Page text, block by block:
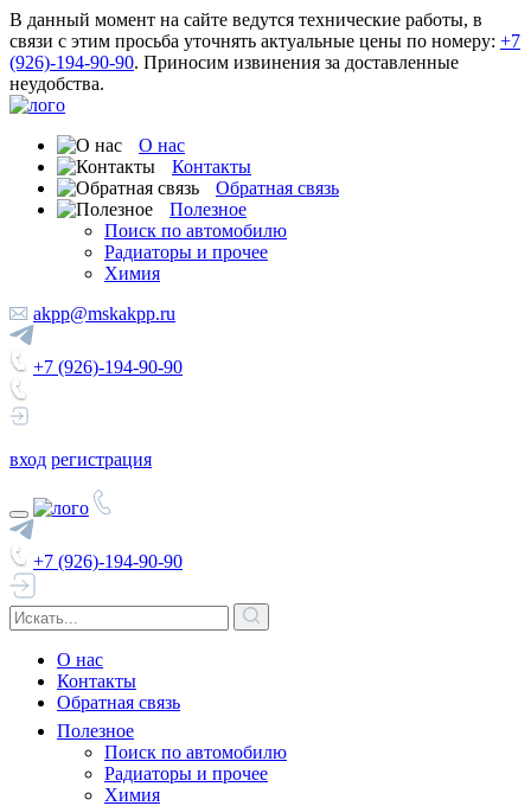
В данный момент на сайте ведутся технические работы, в
связи с этим просьба уточнять актуальные цены по номеру: +7
(926)-194-90-90. Приносим извинения за доставленные
неудобства.
О нас
Контакты
Обратная связь
Полезное
Поиск по автомобилю
Радиаторы и прочее
Химия
akpp@mskakpp.ru
+7 (926)-194-90-90
вход регистрация
+7 (926)-194-90-90
О нас
Контакты
Обратная связь
Полезное
Поиск по автомобилю
Радиаторы и прочее
Химия